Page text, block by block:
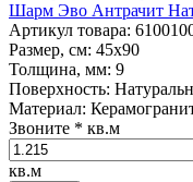
Шарм Эво Антрачит
Артикул товара:
Размер, см: 45x90
Толщина, мм: 9
Поверхность:
Материал:
Звоните * кв.м
кв.м